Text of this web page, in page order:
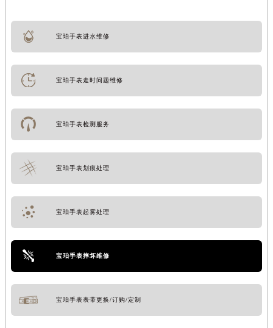
宝珀手表进水维修
宝珀手表走时问题维修
宝珀手表检测服务
宝珀手表划痕处理
宝珀手表起雾处理
宝珀手表摔坏维修
宝珀手表表带更换/订购/定制